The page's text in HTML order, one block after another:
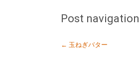
Post navigation
← 玉ねぎバター